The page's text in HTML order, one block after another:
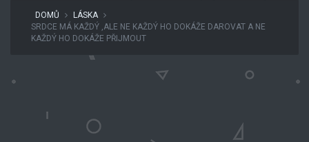
DOMŮ
LÁSKA
SRDCE MÁ KAŽDÝ ,ALE NE KAŽDÝ HO DOKÁŽE DAROVAT A NE
KAŽDÝ HO DOKÁŽE PŘIJMOUT